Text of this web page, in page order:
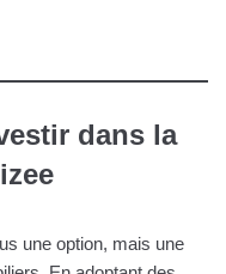
dans la
une option, mais une